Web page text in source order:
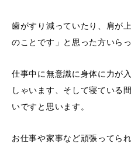
歯がすり減っていたり、肩が
のことです」と思った方いら
仕事中に無意識に身体に力が
しゃいます、そして寝ている
いですと思います。
お仕事や家事など頑張ってら